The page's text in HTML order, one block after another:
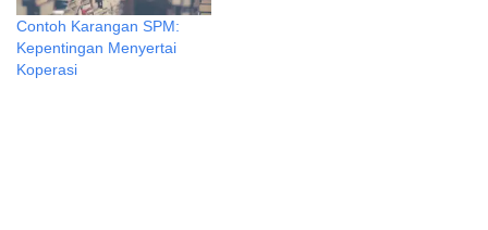
Contoh Karangan SPM:
Kepentingan Menyertai
Koperasi